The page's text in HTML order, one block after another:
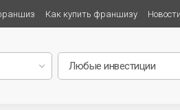
Как купить франшизу Новости